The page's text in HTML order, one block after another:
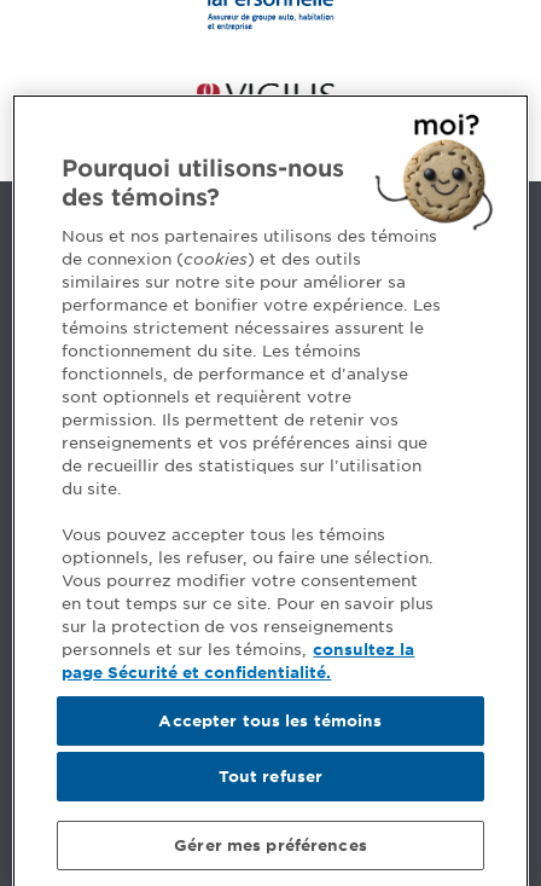
Nous joindre
5, Place Ville Marie, bureau 800, Montréal (Québec)
H3B 2G2
www.cpaquebec.ca
Des questions? Faites appel à notre équipe >
Envie de mettre de l’Ordre dans votre carrière? Voyez
les postes disponibles >
Facebook - Devenir CPA
Instagram
LinkedIn - CPA
LinkedIn - 20 minutes CPA
LinkedIn - Emploi CPA
TikTok
Commentaires
Sécurité et confidentialité
Conditions générales
© Ordre des comptables professionnels agréés du Québec
Pourquoi utilisons-nous
des témoins?
Nous et nos partenaires utilisons des témoins
de connexion (cookies) et des outils
similaires sur notre site pour améliorer sa
performance et bonifier votre expérience. Les
témoins strictement nécessaires assurent le
fonctionnement du site. Les témoins
fonctionnels, de performance et d'analyse
sont optionnels et requièrent votre
permission. Ils permettent de retenir vos
renseignements et vos préférences ainsi que
de recueillir des statistiques sur l'utilisation
du site.
Vous pouvez accepter tous les témoins
optionnels, les refuser, ou faire une sélection.
Vous pourrez modifier votre consentement
en tout temps sur ce site. Pour en savoir plus
sur la protection de vos renseignements
personnels et sur les témoins, consultez la
page Sécurité et confidentialité.
Gérer mes préférences
Tout refuser
Accepter tous les témoins